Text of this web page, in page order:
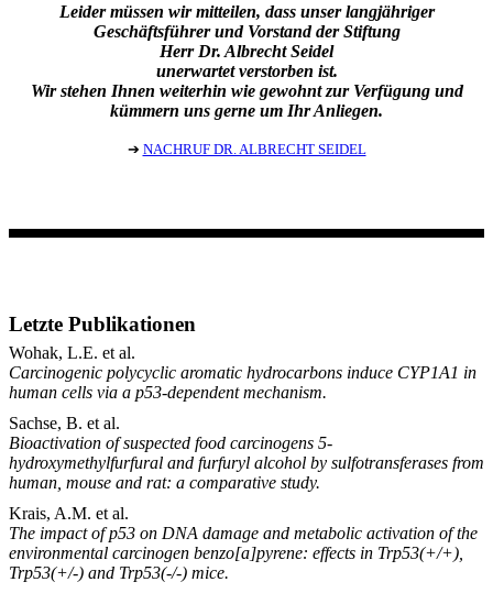
Leider müssen wir mitteilen, dass unser langjähriger
Geschäftsführer und Vorstand der Stiftung
Herr Dr. Albrecht Seidel
unerwartet verstorben ist.
Wir stehen Ihnen weiterhin wie gewohnt zur Verfügung und
kümmern uns gerne um Ihr Anliegen.
➔ NACHRUF DR. ALBRECHT SEIDEL
Letzte Publikationen
Wohak, L.E. et al.
Carcinogenic polycyclic aromatic hydrocarbons induce CYP1A1 in
human cells via a p53-dependent mechanism.
Sachse, B. et al.
Bioactivation of suspected food carcinogens 5-
hydroxymethylfurfural and furfuryl alcohol by sulfotransferases from
human, mouse and rat: a comparative study.
Krais, A.M. et al.
The impact of p53 on DNA damage and metabolic activation of the
environmental carcinogen benzo[a]pyrene: effects in Trp53(+/+),
Trp53(+/-) and Trp53(-/-) mice.